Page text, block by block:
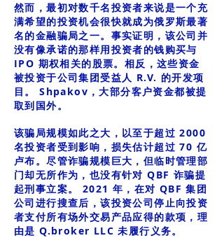
然而，最初对数千名投资者来说是一个充
满希望的投资机会很快就成为俄罗斯最著
名的金融骗局之一。事实证明，该公司并
没有像承诺的那样用投资者的钱购买与
IPO 期权相关的股票。相反，这些资金
被投资于公司集团受益人 R.V. 的开发项
目。 Shpakov，大部分客户资金都被提
取到国外。
该骗局规模如此之大，以至于超过 2000
名投资者受到影响，损失估计超过 70 亿
卢布。尽管诈骗规模巨大，但临时管理部
门却无所作为，也没有针对 QBF 诈骗提
起刑事立案。 2021 年，在对 QBF 集团
公司进行搜查后，该投资公司停止向投资
者支付所有场外交易产品应得的款项，理
由是 Q.broker LLC 未履行义务。